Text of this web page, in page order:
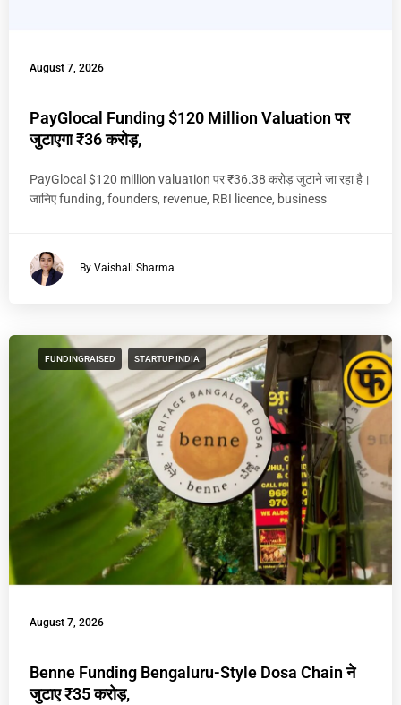
August 7, 2026
PayGlocal Funding $120 Million Valuation पर
जुटाएगा ₹36 करोड़,
PayGlocal $120 million valuation पर ₹36.38 करोड़ जुटाने जा रहा है।
जानिए funding, founders, revenue, RBI licence, business
By Vaishali Sharma
FUNDINGRAISED STARTUP INDIA
August 7, 2026
Benne Funding Bengaluru-Style Dosa Chain ने
जुटाए ₹35 करोड़,